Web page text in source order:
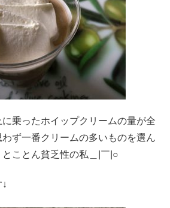
乗ったホイップクリームの量が全
ず一番クリームの多いものを選ん
ことん貧乏性の私＿|￣|○